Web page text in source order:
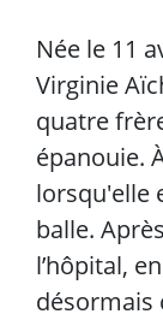
Née le 11
Virginie
quatre
épanouie.
lorsqu'elle
balle.
l’hôpital,
désormais